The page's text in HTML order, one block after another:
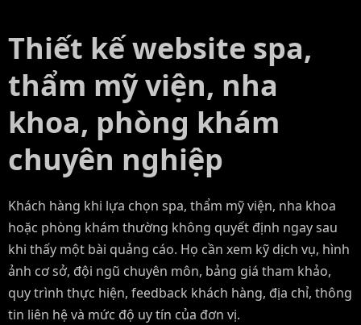
Thiết kế website spa,
thẩm mỹ viện, nha
khoa, phòng khám
chuyên nghiệp
Khách hàng khi lựa chọn spa, thẩm mỹ viện, nha khoa
hoặc phòng khám thường không quyết định ngay sau
khi thấy một bài quảng cáo. Họ cần xem kỹ dịch vụ, hình
ảnh cơ sở, đội ngũ chuyên môn, bảng giá tham khảo,
quy trình thực hiện, feedback khách hàng, địa chỉ, thông
tin liên hệ và mức độ uy tín của đơn vị.